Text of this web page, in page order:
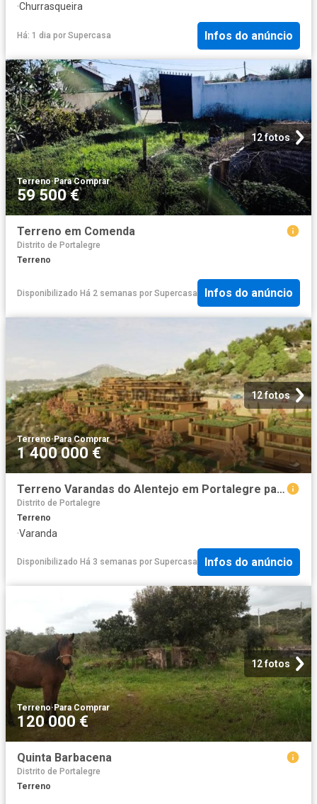
·Churrasqueira
Há: 1 dia por Supercasa Infos do anúncio
12 fotos
Terreno·Para Comprar
59 500 €
Terreno em Comenda
Distrito de Portalegre
Terreno
Disponibilizado Há 2 semanas por Supercasa Infos do anúncio
12 fotos
Terreno·Para Comprar
1 400 000 €
Terreno Varandas do Alentejo em Portalegre para Projeto Único
Distrito de Portalegre
Terreno
·Varanda
Disponibilizado Há 3 semanas por Supercasa Infos do anúncio
12 fotos
Terreno· Para Comprar
120 000 €
Quinta Barbacena
Distrito de Portalegre
Terreno